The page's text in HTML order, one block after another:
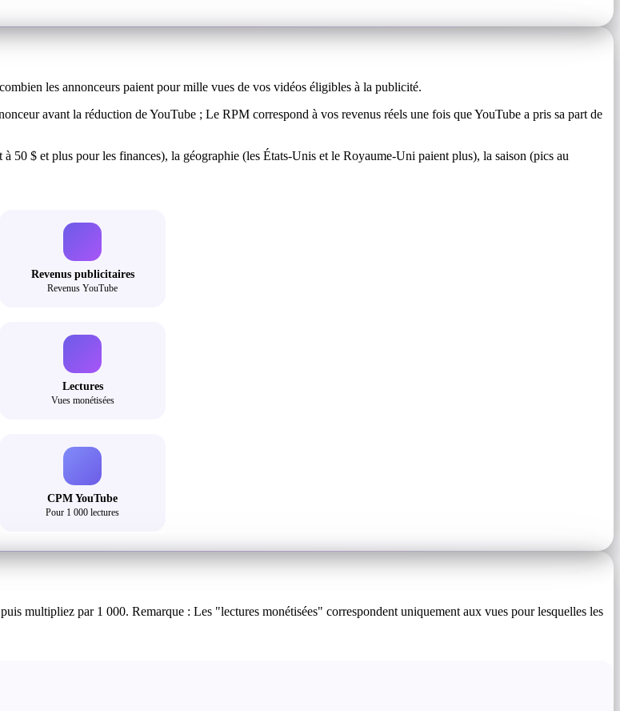
les annonceurs paient pour mille vues de vos vidéos éligibles à la publicité.
avant la réduction de YouTube ; Le RPM correspond à vos revenus réels une fois que YouTube a pris sa part de
50 $ et plus pour les finances), la géographie (les États-Unis et le Royaume-Uni paient plus), la saison (pics au
Revenus publicitaires
Revenus YouTube
Lectures
Vues monétisées
CPM YouTube
Pour 1 000 lectures
multipliez par 1 000. Remarque : Les "lectures monétisées" correspondent uniquement aux vues pour lesquelles les